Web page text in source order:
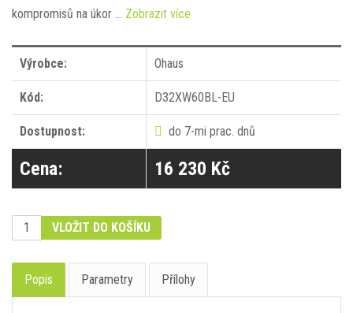
kompromisů na úkor … Zobrazit více
Výrobce: Ohaus
Kód: D32XW60BL-EU
Dostupnost: do 7-mi prac. dnů
Cena: 16 230 Kč
VLOŽIT DO KOŠÍKU
Popis Parametry Přílohy